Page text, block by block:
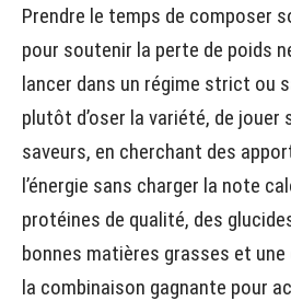
Prendre le temps de composer
pour soutenir la perte de poids
lancer dans un régime strict ou
plutôt d’oser la variété, de
saveurs, en cherchant des
l’énergie sans charger la note
protéines de qualité, des
bonnes matières grasses et une
la combinaison gagnante pour